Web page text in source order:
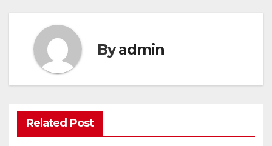
Byadmin
Related Post